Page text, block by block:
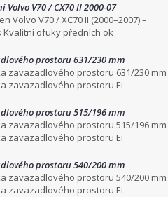
V70 / CX70 II 2000-07
Volvo V70 / XC70 II (2000–2007) –
Kvalitní ofuky předních ok
prostoru 631/230 mm
zavazadlového prostoru 631/230 mm
zavazadlového prostoru Ei
prostoru 515/196 mm
zavazadlového prostoru 515/196 mm
zavazadlového prostoru Ei
prostoru 540/200 mm
zavazadlového prostoru 540/200 mm
zavazadlového prostoru Ei